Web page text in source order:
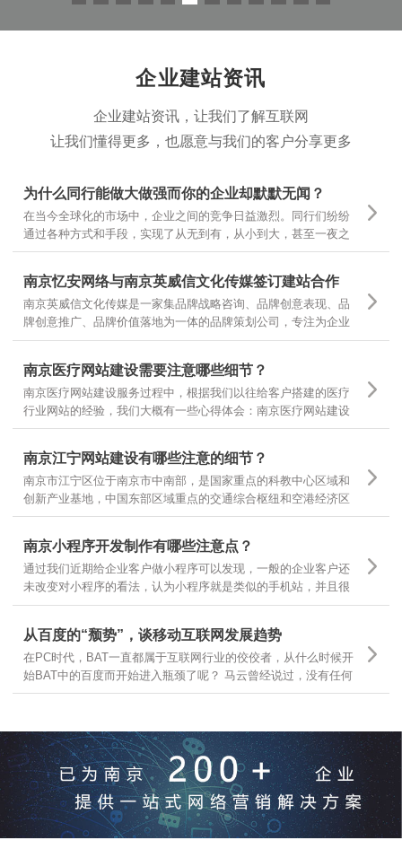
部之外的核心一环。
企业建站资讯
企业建站资讯，让我们了解互联网
让我们懂得更多，也愿意与我们的客户分享更多
为什么同行能做大做强而你的企业却默默无闻？
在当今全球化的市场中，企业之间的竞争日益激烈。同行们纷纷
通过各种方式和手段，实现了从无到有，从小到大，甚至一夜之
间家喻户晓。然而，为什么有些企业却仍然在默默无闻中挣扎
南京忆安网络与南京英威信文化传媒签订建站合作
南京英威信文化传媒是一家集品牌战略咨询、品牌创意表现、品
牌创意推广、品牌价值落地为一体的品牌策划公司，专注为企业
提供品牌定位和品牌设计 坚持专项调研，精准诊断，团队策划，
一种认可
南京医疗网站建设需要注意哪些细节？
南京医疗网站建设服务过程中，根据我们以往给客户搭建的医疗
行业网站的经验，我们大概有一些心得体会：南京医疗网站建设
基本有以下几个领域，有的企业做医疗器械，有的做医疗咨询，
域，结合自身需求，定位不同的医疗网站建设
南京江宁网站建设有哪些注意的细节？
南京市江宁区位于南京市中南部，是国家重点的科教中心区域和
创新产业基地，中国东部区域重点的交通综合枢纽和空港经济区
枢纽。南京江宁从东西南三面环抱南京主城区，航空、港口、铁
站建设有哪些需要注意的细节？
南京小程序开发制作有哪些注意点？
通过我们近期给企业客户做小程序可以发现，一般的企业客户还
未改变对小程序的看法，认为小程序就是类似的手机站，并且很
多客户都让我们按照手机站的样式和功能去开发小程序，是因为
大家分享下，那么小程序制作有哪些要点呢？
从百度的“颓势”，谈移动互联网发展趋势
在PC时代，BAT一直都属于互联网行业的佼佼者，从什么时候开
始BAT中的百度而开始进入瓶颈了呢？ 马云曾经说过，没有任何
一个互联网企业可以保证10年之内还能存在，可见互联网行业的
析，互联网发展的趋势和前景